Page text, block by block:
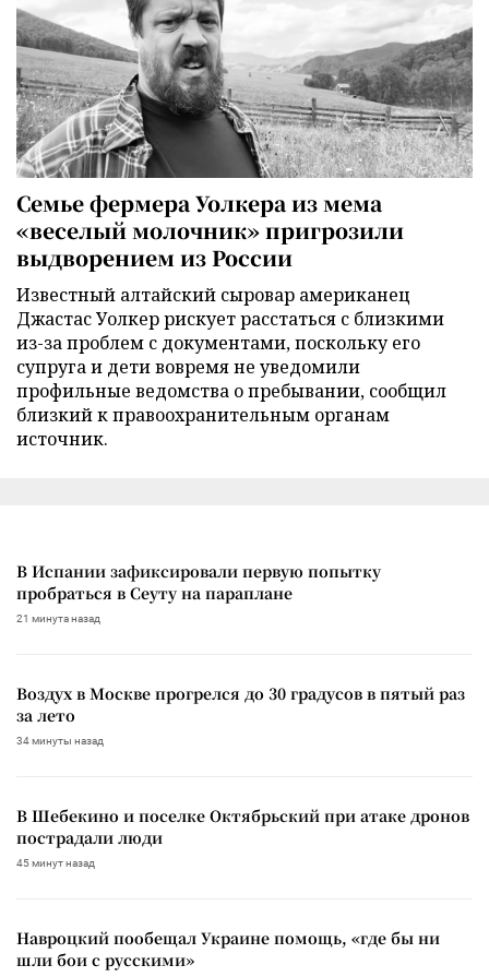
Семье фермера Уолкера из мема
«веселый молочник» пригрозили
выдворением из России
Известный алтайский сыровар американец
Джастас Уолкер рискует расстаться с близкими
из-за проблем с документами, поскольку его
супруга и дети вовремя не уведомили
профильные ведомства о пребывании, сообщил
близкий к правоохранительным органам
источник.
В Испании зафиксировали первую попытку
пробраться в Сеуту на параплане
21 минута назад
Воздух в Москве прогрелся до 30 градусов в пятый раз
за лето
34 минуты назад
В Шебекино и поселке Октябрьский при атаке дронов
пострадали люди
45 минут назад
Навроцкий пообещал Украине помощь, «где бы ни
шли бои с русскими»